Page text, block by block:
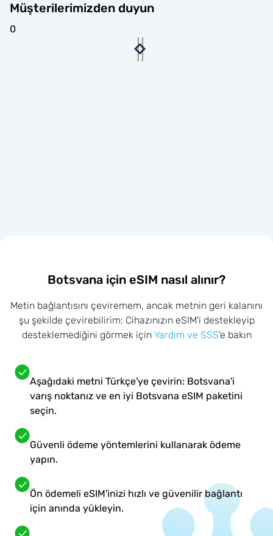
Müşterilerimizden duyun
0
Botsvana için eSIM nasıl alınır?
Metin bağlantısını çeviremem, ancak metnin geri kalanını
şu şekilde çevirebilirim: Cihazınızın eSIM'i destekleyip
desteklemediğini görmek için Yardım ve SSS'e bakın
Aşağıdaki metni Türkçe'ye çevirin: Botsvana'i
varış noktanız ve en iyi Botsvana eSIM paketini
seçin.
Güvenli ödeme yöntemlerini kullanarak ödeme
yapın.
Ön ödemeli eSIM'inizi hızlı ve güvenilir bağlantı
için anında yükleyin.